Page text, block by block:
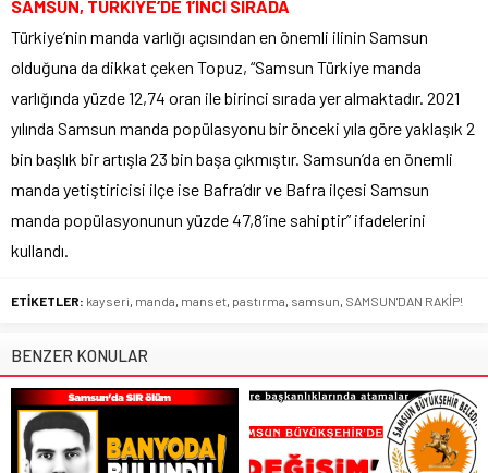
SAMSUN, TÜRKİYE’DE 1’İNCİ SIRADA
Türkiye’nin manda varlığı açısından en önemli ilinin Samsun
olduğuna da dikkat çeken Topuz, “Samsun Türkiye manda
varlığında yüzde 12,74 oran ile birinci sırada yer almaktadır. 2021
yılında Samsun manda popülasyonu bir önceki yıla göre yaklaşık 2
bin başlık bir artışla 23 bin başa çıkmıştır. Samsun’da en önemli
manda yetiştiricisi ilçe ise Bafra’dır ve Bafra ilçesi Samsun
manda popülasyonunun yüzde 47,8’ine sahiptir” ifadelerini
kullandı.
ETİKETLER: kayseri, manda, manset, pastırma, samsun, SAMSUN'DAN RAKİP!
BENZER KONULAR